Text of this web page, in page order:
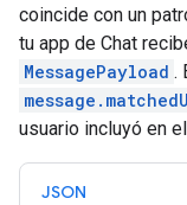
coincide con un
tu app de Chat
MessagePayload .
usuario incluyó en
JSON